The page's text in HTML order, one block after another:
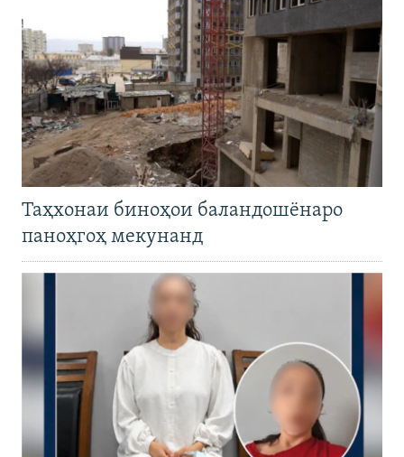
Таҳхонаи биноҳои баландошёнаро
паноҳгоҳ мекунанд